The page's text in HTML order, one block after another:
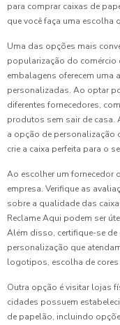
para comprar caixas de
que você faça uma escolha
Uma das opções mais
popularização do comércio
embalagens oferecem uma
personalizadas. Ao optar
diferentes fornecedores,
produtos sem sair de casa.
a opção de personalização
crie a caixa perfeita para o
Ao escolher um fornecedor
empresa. Verifique as
sobre a qualidade das
Reclame Aqui podem ser
Além disso, certifique-se de
personalização que
logotipos, escolha de
Outra opção é visitar lojas
cidades possuem
de papelão, incluindo